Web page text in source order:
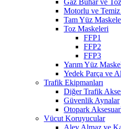
Gaz Buhar ve
Motorlu ve
Tam Yüz
Toz Maskeleri
FFP1
FFP2
FFP3
Yarım Yüz
Yedek Parça ve
Trafik Ekipmanları
Diğer Trafik
Güvenlik Aynalar
Otopark
Vücut Koruyucular